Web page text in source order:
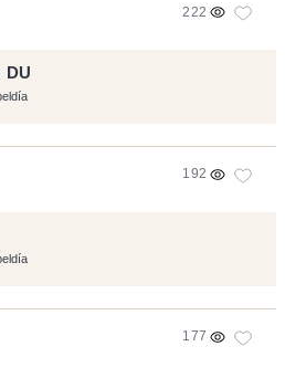
222
DU
192
177